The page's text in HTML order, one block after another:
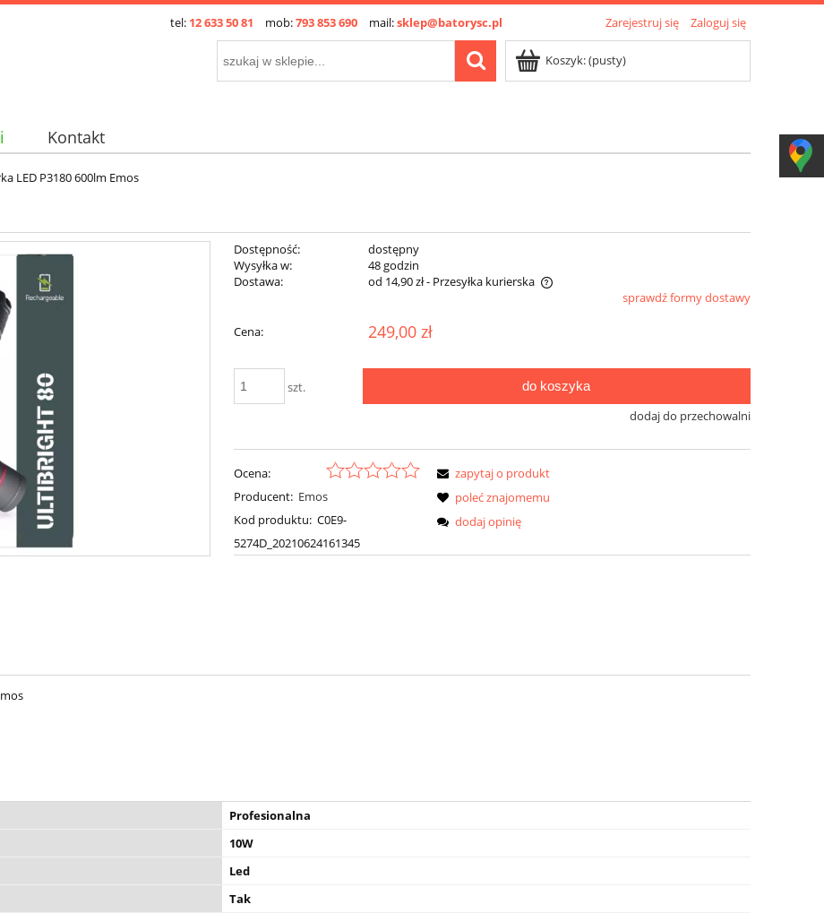
Zarejestruj się Zaloguj się
tel: 12 633 50 81 mob:793 853 690 mail:sklep@batorysc.pl
Koszyk:(pusty)
Kontakt
LED P3180 600lm Emos
Dostępność:
dostępny
Wysyłka w:
48 godzin
Dostawa:
od 14,90 zł- Przesyłka kurierska
sprawdź formy dostawy
Cena: 249,00 zł
szt. do koszyka
dodaj do przechowalni
Ocena:
Producent: Emos
Kod produktu: C0E9-
5274D_20210624161345
zapytaj o produkt
poleć znajomemu
dodaj opinię
Profesionalna
10W
Led
Tak